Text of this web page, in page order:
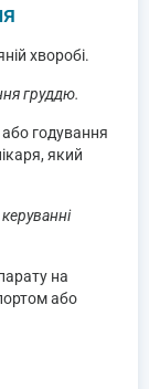
хворобі.
груддю.
або годування
який
на
або